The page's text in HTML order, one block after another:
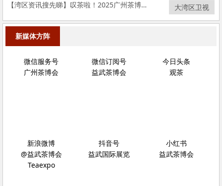
大湾区卫视
新媒体方阵
微信服务号
广州茶博会
微信订阅号
益武茶博会
今日头条
观茶
新浪微博
@益武茶博会
Teaexpo
抖音号
益武国际展览
小红书
益武茶博会